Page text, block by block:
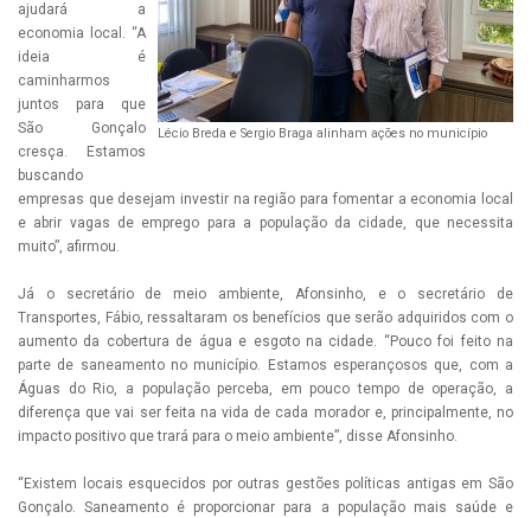
Lécio Breda e Sergio Braga alinham ações no município
ajudará a
economia local. “A
ideia é
caminharmos
juntos para que
São Gonçalo
cresça. Estamos
buscando
empresas que desejam investir na região para fomentar a economia local
e abrir vagas de emprego para a população da cidade, que necessita
muito”, afirmou.
Já o secretário de meio ambiente, Afonsinho, e o secretário de
Transportes, Fábio, ressaltaram os benefícios que serão adquiridos com o
aumento da cobertura de água e esgoto na cidade. “Pouco foi feito na
parte de saneamento no município. Estamos esperançosos que, com a
Águas do Rio, a população perceba, em pouco tempo de operação, a
diferença que vai ser feita na vida de cada morador e, principalmente, no
impacto positivo que trará para o meio ambiente”, disse Afonsinho.
“Existem locais esquecidos por outras gestões políticas antigas em São
Gonçalo. Saneamento é proporcionar para a população mais saúde e